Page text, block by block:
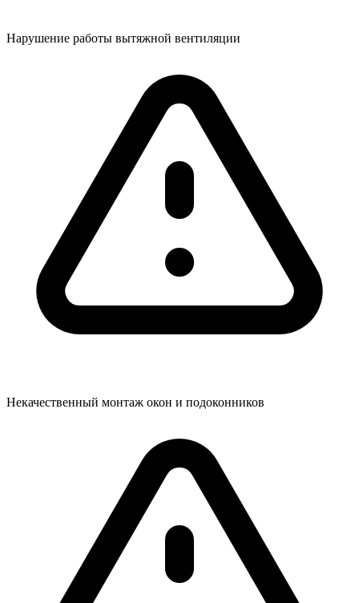
Нарушение работы вытяжной вентиляции
Некачественный монтаж окон и подоконников